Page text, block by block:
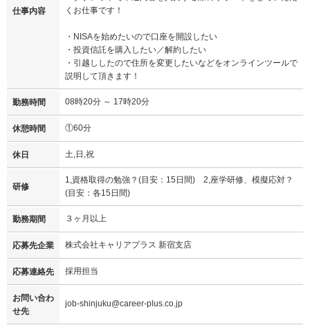
仕事内容
くお仕事です！
・NISAを始めたいので口座を開設したい
・投資信託を購入したい／解約したい
・引越ししたので住所を変更したいなどをオンラインツールで
説明して頂きます！
勤務時間 08時20分 ～ 17時20分
休憩時間 ①60分
休日 土,日,祝
研修
1,資格取得の勉強？(目安：15日間) 2,座学研修、模擬応対？
(目安：各15日間)
勤務期間 ３ヶ月以上
応募先企業 株式会社キャリアプラス 新宿支店
応募連絡先 採用担当
お問い合わ
せ先
job-shinjuku@career-plus.co.jp